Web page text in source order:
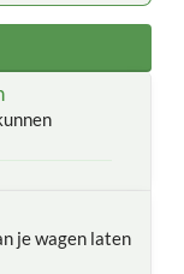
je wagen laten